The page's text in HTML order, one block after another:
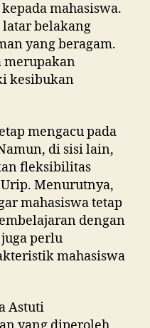
mahasiswa.
belakang
yang beragam.
merupakan
kesibukan
mengacu pada
di sisi lain,
fleksibilitas
Menurutnya,
mahasiswa tetap
dengan
perlu
mahasiswa
Astuti